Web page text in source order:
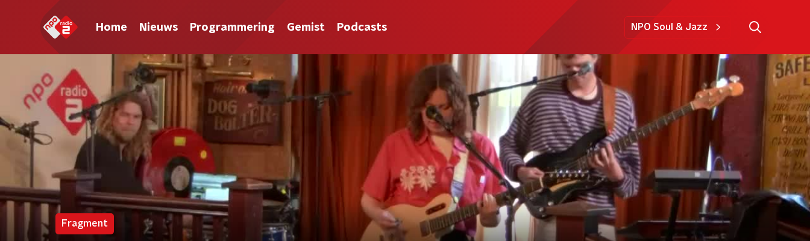
Home Nieuws Programmering Gemist Podcasts NPO Soul & Jazz
Fragment